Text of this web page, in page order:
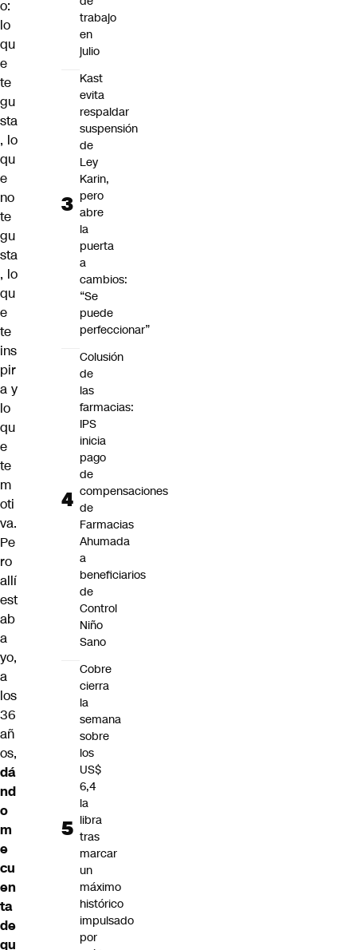
o:
lo
qu
e
te
gu
sta
, lo
qu
e
no
te
gu
sta
, lo
qu
e
te
ins
pir
a y
lo
qu
e
te
m
oti
va.
Pe
ro
allí
est
ab
a
yo,
a
los
36
añ
os,
dá
nd
o
m
e
cu
en
ta
de
qu
trabajo
en
julio
Kast
evita
respaldar
suspensión
de
Ley
Karin,
pero
abre
la
puerta
a
cambios:
“Se
puede
perfeccionar”
Colusión
de
las
farmacias:
IPS
inicia
pago
de
compensaciones
de
Farmacias
Ahumada
a
beneficiarios
de
Control
Niño
Sano
Cobre
cierra
la
semana
sobre
los
US$
6,4
la
libra
tras
marcar
un
máximo
histórico
impulsado
por